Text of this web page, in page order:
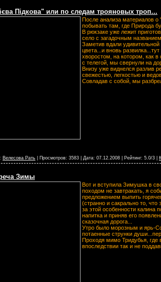
Підкова" или по следам трояновых троп...
После анализа материалов о
побывать там, где Природа
В рюкзаке уже лежит
село с загадочным
Заметив вдали
цвета...и вновь
хворостом, на котором, как
с телегой, мы свернули на
Внизу уже виднелся разлив
свежестью, легкостью и
Совладав с собой, мы
Велесова Рать | Просмотров: 3583 | Дата: 07.12.2008 | Рейтинг: 5.0/3 |
Зимы
Вот и вступила Зимушка в
походом не завтракать, я
предложением выпить
(странно и сакрально то, что
за этой особенности калина
напитка и приняв его
сказочная дорога...
Утро было морозным и ярь-
потаенные струнки
Проходя мимо Тридубья, где
впоследствии так и не